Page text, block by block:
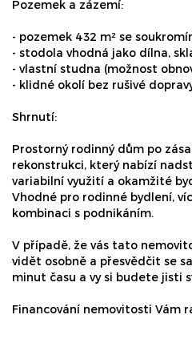
Pozemek a zázemí:
- pozemek 432 m² se
- stodola vhodná jako dílna,
- vlastní studna (možnost
- klidné okolí bez rušivé
Shrnutí:
Prostorný rodinný dům po
rekonstrukci, který nabízí
variabilní využití a okamžité
Vhodné pro rodinné bydlení,
kombinaci s podnikáním.
V případě, že vás tato
vidět osobně a přesvědčit se
minut času a vy si budete jisti
Financování nemovitosti Vám